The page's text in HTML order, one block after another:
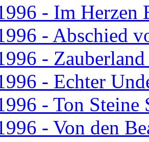
- Im Herzen
- Abschied
-
- Echter
- Ton Steine
- Von den